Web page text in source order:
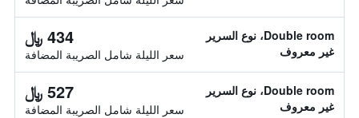
Double room، نوع السرير
غير معروف
434 ﷼
سعر الليلة شامل الصريبة المضافة
Double room، نوع السرير
غير معروف
527 ﷼
سعر الليلة شامل الصريبة المضافة